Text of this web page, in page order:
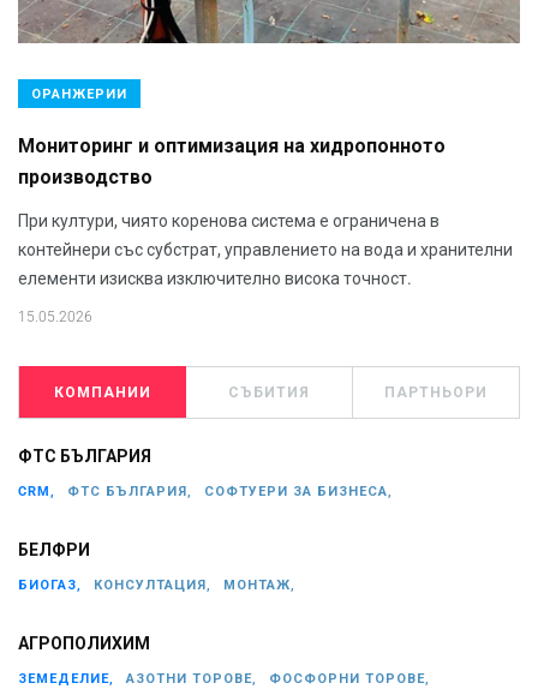
ОРАНЖЕРИИ
Мониторинг и оптимизация на хидропонното
производство
При култури, чиято коренова система е ограничена в
контейнери със субстрат, управлението на вода и хранителни
елементи изисква изключително висока точност.
15.05.2026
КОМПАНИИ СЪБИТИЯ ПАРТНЬОРИ
ФТС БЪЛГАРИЯ
CRM, ФТС БЪЛГАРИЯ, СОФТУЕРИ ЗА БИЗНЕСА,
БЕЛФРИ
БИОГАЗ, КОНСУЛТАЦИЯ, МОНТАЖ,
АГРОПОЛИХИМ
ЗЕМЕДЕЛИЕ, АЗОТНИ ТОРОВЕ, ФОСФОРНИ ТОРОВЕ,